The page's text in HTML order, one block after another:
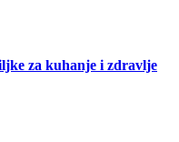
za kuhanje i zdravlje